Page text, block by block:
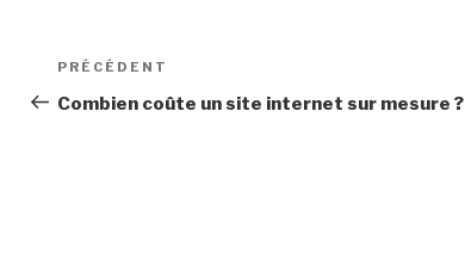
Navigation
de
Article
précédent
PRÉCÉDENT
Combien coûte un site internet sur mesure ?